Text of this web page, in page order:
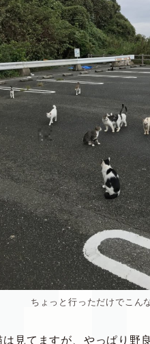
ちょっと行っただけでこん
見てますが、やっぱり野